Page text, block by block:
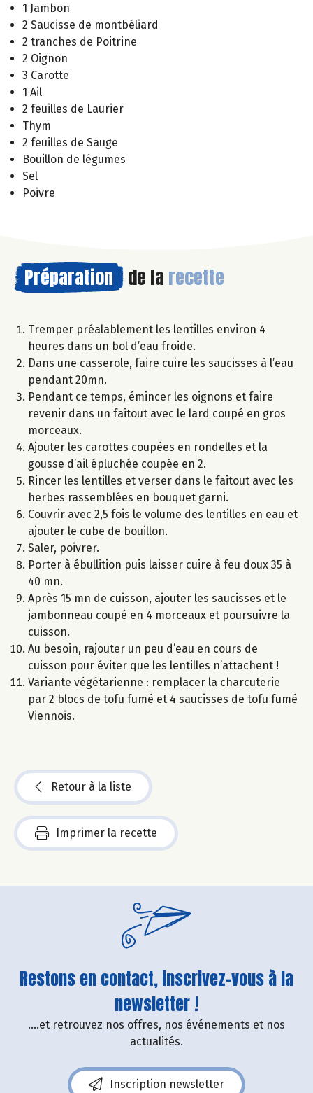
1 Jambon
2 Saucisse de montbéliard
2 tranches de Poitrine
2 Oignon
3 Carotte
1 Ail
2 feuilles de Laurier
Thym
2 feuilles de Sauge
Bouillon de légumes
Sel
Poivre
Préparation de la recette
Tremper préalablement les lentilles environ 4
heures dans un bol d’eau froide.
Dans une casserole, faire cuire les saucisses à l’eau
pendant 20mn.
Pendant ce temps, émincer les oignons et faire
revenir dans un faitout avec le lard coupé en gros
morceaux.
Ajouter les carottes coupées en rondelles et la
gousse d’ail épluchée coupée en 2.
Rincer les lentilles et verser dans le faitout avec les
herbes rassemblées en bouquet garni.
Couvrir avec 2,5 fois le volume des lentilles en eau et
ajouter le cube de bouillon.
Saler, poivrer.
Porter à ébullition puis laisser cuire à feu doux 35 à
40 mn.
Après 15 mn de cuisson, ajouter les saucisses et le
jambonneau coupé en 4 morceaux et poursuivre la
cuisson.
Au besoin, rajouter un peu d’eau en cours de
cuisson pour éviter que les lentilles n’attachent !
Variante végétarienne : remplacer la charcuterie
par 2 blocs de tofu fumé et 4 saucisses de tofu fumé
Viennois.
Retour à la liste
Imprimer la recette
Restons en contact, inscrivez-vous à la
newsletter !
....et retrouvez nos offres, nos événements et nos
actualités.
Inscription newsletter